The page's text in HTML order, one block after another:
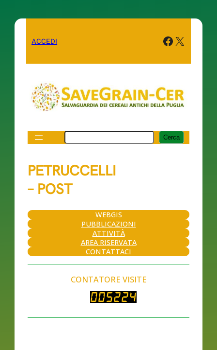
ACCEDI Facebook
X
Cerca Cerca
PETRUCCELLI
– POST
WEBGIS
PUBBLICAZIONI
ATTIVITÀ
AREA RISERVATA
CONTATTACI
CONTATORE VISITE